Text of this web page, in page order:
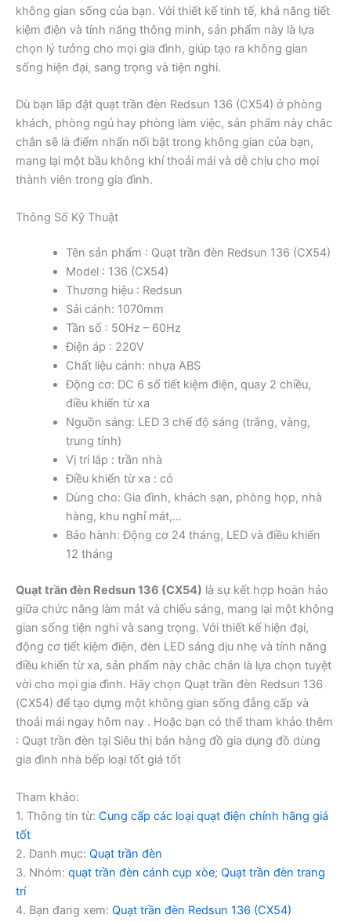
không gian sống của bạn. Với thiết kế tinh tế, khả năng tiết
kiệm điện và tính năng thông minh, sản phẩm này là lựa
chọn lý tưởng cho mọi gia đình, giúp tạo ra không gian
sống hiện đại, sang trọng và tiện nghi.
Dù bạn lắp đặt quạt trần đèn Redsun 136 (CX54) ở phòng
khách, phòng ngủ hay phòng làm việc, sản phẩm này chắc
chắn sẽ là điểm nhấn nổi bật trong không gian của bạn,
mang lại một bầu không khí thoải mái và dễ chịu cho mọi
thành viên trong gia đình.
Thông Số Kỹ Thuật
Tên sản phẩm : Quạt trần đèn Redsun 136 (CX54)
Model : 136 (CX54)
Thương hiệu : Redsun
Sải cánh: 1070mm
Tần số : 50Hz – 60Hz
Điện áp : 220V
Chất liệu cánh: nhựa ABS
Động cơ: DC 6 số tiết kiệm điện, quay 2 chiều,
điều khiển từ xa
Nguồn sáng: LED 3 chế độ sáng (trắng, vàng,
trung tính)
Vị trí lắp : trần nhà
Điều khiển từ xa : có
Dùng cho: Gia đình, khách sạn, phòng họp, nhà
hàng, khu nghỉ mát,…
Bảo hành: Động cơ 24 tháng, LED và điều khiển
12 tháng
Quạt trần đèn Redsun 136 (CX54) là sự kết hợp hoàn hảo
giữa chức năng làm mát và chiếu sáng, mang lại một không
gian sống tiện nghi và sang trọng. Với thiết kế hiện đại,
động cơ tiết kiệm điện, đèn LED sáng dịu nhẹ và tính năng
điều khiển từ xa, sản phẩm này chắc chắn là lựa chọn tuyệt
vời cho mọi gia đình. Hãy chọn Quạt trần đèn Redsun 136
(CX54) để tạo dựng một không gian sống đẳng cấp và
thoải mái ngay hôm nay . Hoặc bạn có thể tham khảo thêm
: Quạt trần đèn tại Siêu thị bán hàng đồ gia dụng đồ dùng
gia đình nhà bếp loại tốt giá tốt
Tham khảo:
1. Thông tin từ: Cung cấp các loại quạt điện chính hãng giá
tốt
2. Danh mục: Quạt trần đèn
3. Nhóm: quạt trần đèn cánh cụp xòe; Quạt trần đèn trang
trí
4. Bạn đang xem: Quạt trần đèn Redsun 136 (CX54)